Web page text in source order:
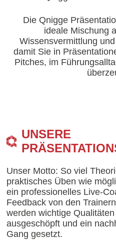
Die Qnigge
ideale Mischung
Wissensvermittlung
damit Sie in
Pitches, im
UNSERE
Unser Motto: So viel
praktisches Üben wie
ein professionelles Live-
Feedback von den
werden wichtige
ausgeschöpft und ein
Gang gesetzt.